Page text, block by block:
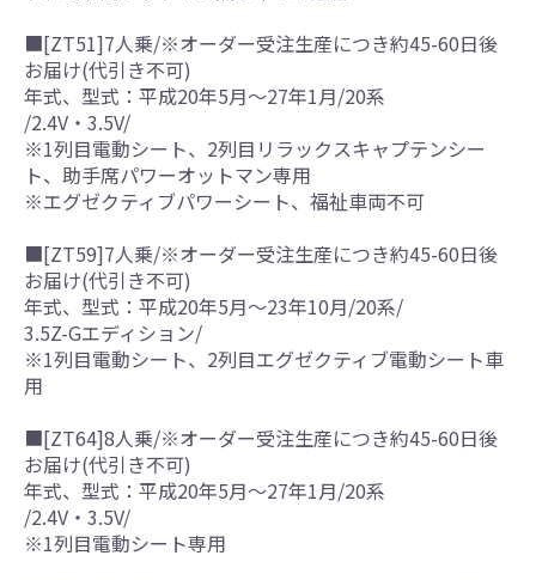
■[ZT51]7人乗/※オーダー受注生産につき約45-60日後
お届け(代引き不可)
年式、型式：平成20年5月～27年1月/20系
/2.4V・3.5V/
※1列目電動シート、2列目リラックスキャプテンシー
ト、助手席パワーオットマン専用
※エグゼクティブパワーシート、福祉車両不可
■[ZT59]7人乗/※オーダー受注生産につき約45-60日後
お届け(代引き不可)
年式、型式：平成20年5月～23年10月/20系/
3.5Z-Gエディション/
※1列目電動シート、2列目エグゼクティブ電動シート車
用
■[ZT64]8人乗/※オーダー受注生産につき約45-60日後
お届け(代引き不可)
年式、型式：平成20年5月～27年1月/20系
/2.4V・3.5V/
※1列目電動シート専用